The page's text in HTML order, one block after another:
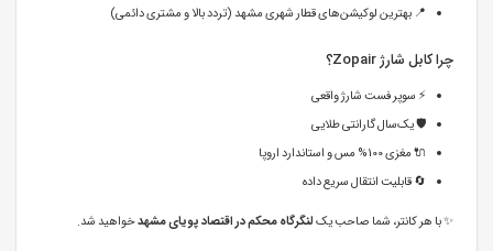
📍 بهترین لوکیشن‌های قطار شهری مشهد (تردد بالا و مشتری دائمی)
چرا کابل شارژ Zopair؟
⚡ سوپر فست شارژ واقعی
🛡️ یک‌سال گارانتی طلایی
🔌 مغزی 100% مس و استاندارد اروپا
🔄 قابلیت انتقال سریع داده
✨ با هر کانتر، شما صاحب یکلنگرگاه محکم در اقتصاد پویای مشهدخواهید شد.